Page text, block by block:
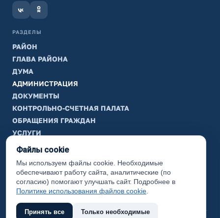
РАЗДЕЛЫ
РАЙОН
ГЛАВА РАЙОНА
ДУМА
АДМИНИСТРАЦИЯ
ДОКУМЕНТЫ
КОНТРОЛЬНО-СЧЕТНАЯ ПАЛАТА
ОБРАЩЕНИЯ ГРАЖДАН
УСЛУГИ
ТИК
ИНФОРМАЦИЯ
Законодательная карта
Карта сайта
Файлы cookie
Мы используем файлы cookie. Необходимые
обеспечивают работу сайта, аналитические (по
согласию) помогают улучшать сайт. Подробнее в
Политике использования файлов cookie
Принять все Только необходимые